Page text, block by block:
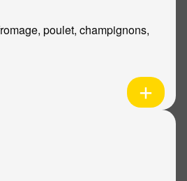
poulet, champignons,